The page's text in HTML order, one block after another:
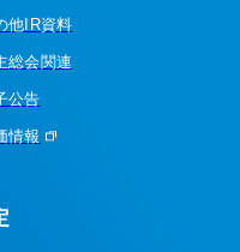
他IR資料
総会関連
公告
情報